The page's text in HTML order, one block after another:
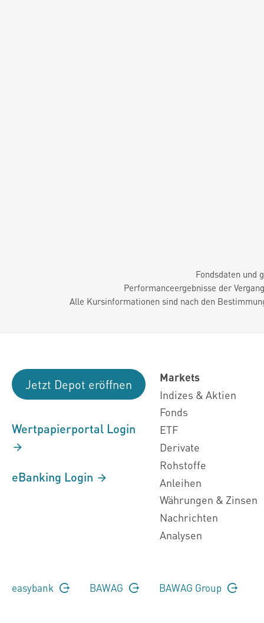
Fondsdaten und
Performanceergebnisse der
Alle Kursinformationen sind nach den
Jetzt Depot eröffnen
Wertpapierportal Login
eBanking Login
Markets
Indizes & Aktien
Fonds
ETF
Derivate
Rohstoffe
Anleihen
Währungen & Zinsen
Nachrichten
Analysen
easybank BAWAG BAWAG Group